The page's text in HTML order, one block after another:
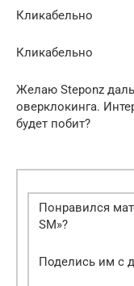
Кликабельно
Кликабельно
Желаю Steponz
оверклокинга.
будет побит?
Понравился
SM»?
Поделись им с